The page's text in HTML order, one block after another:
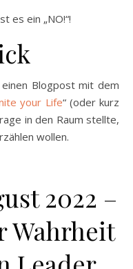
es ein „NO!“!
einen Blogpost mit dem
your Life“ (oder kurz
in den Raum stellte,
wollen.
2022 –
Wahrheit